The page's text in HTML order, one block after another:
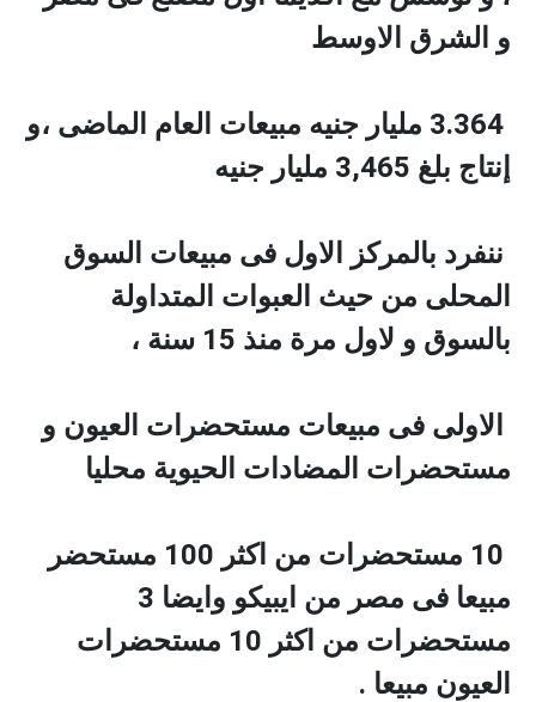
و الشرق الاوسط
3.364 مليار جنيه مبيعات العام الماضى ،و
إنتاج بلغ 3,465 مليار جنيه
ننفرد بالمركز الاول فى مبيعات السوق
المحلى من حيث العبوات المتداولة
بالسوق و لاول مرة منذ 15 سنة ،
الاولى فى مبيعات مستحضرات العيون و
مستحضرات المضادات الحيوية محليا
10 مستحضرات من اكثر 100 مستحضر
مبيعا فى مصر من ايبيكو وايضا 3
مستحضرات من اكثر 10 مستحضرات
العيون مبيعا .